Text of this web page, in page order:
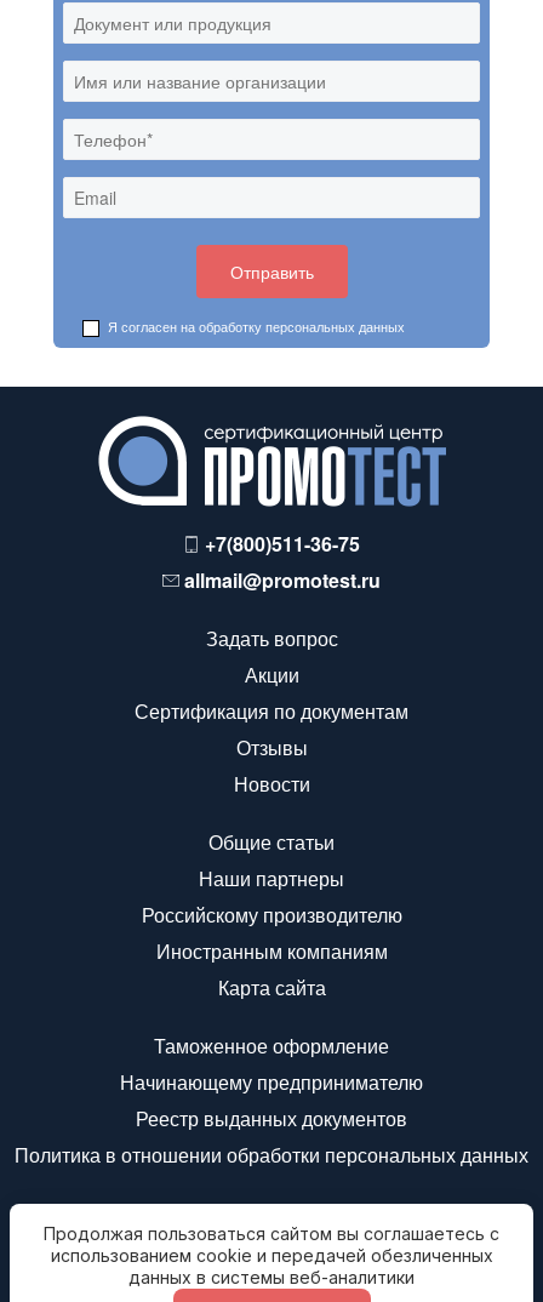
Я согласен на обработкуперсональных данных
+7(800)511-36-75
allmail@promotest.ru
Задать вопрос
Акции
Сертификация по документам
Отзывы
Новости
Общие статьи
Наши партнеры
Российскому производителю
Иностранным компаниям
Карта сайта
Таможенное оформление
Начинающему предпринимателю
Реестр выданных документов
Политика в отношении обработки персональных данных
Мы в соц.сетях
Подписаться на
новости
Продолжая пользоваться сайтом вы соглашаетесь с
использованием cookie и передачей обезличенных
данных в системы веб-аналитики